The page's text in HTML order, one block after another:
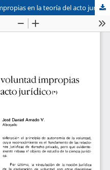
en la teoría del acto jurídico